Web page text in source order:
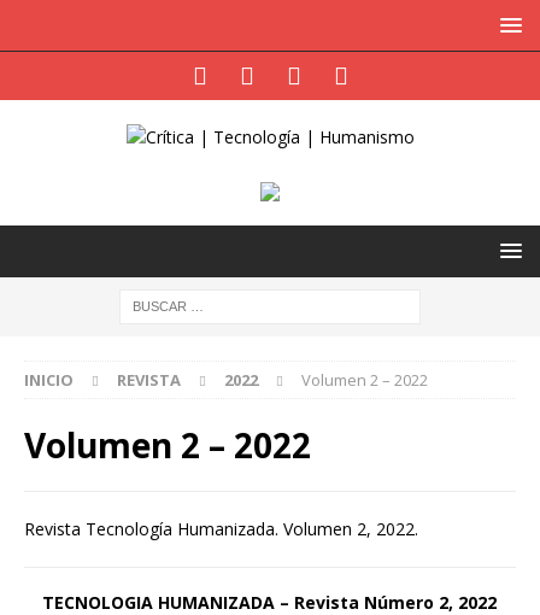
INICIO REVISTA 2022 Volumen 2 – 2022
Volumen 2 – 2022
Revista Tecnología Humanizada. Volumen 2, 2022.
TECNOLOGIA HUMANIZADA – Revista Número 2, 2022